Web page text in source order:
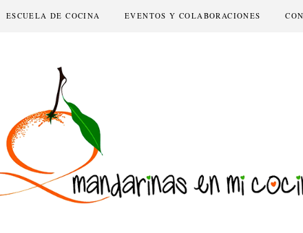
ESCUELA DE COCINA EVENTOS Y COLABORACIONES